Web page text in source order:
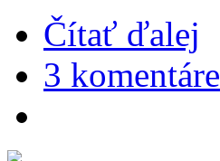
Čítať ďalej
3 komentáre